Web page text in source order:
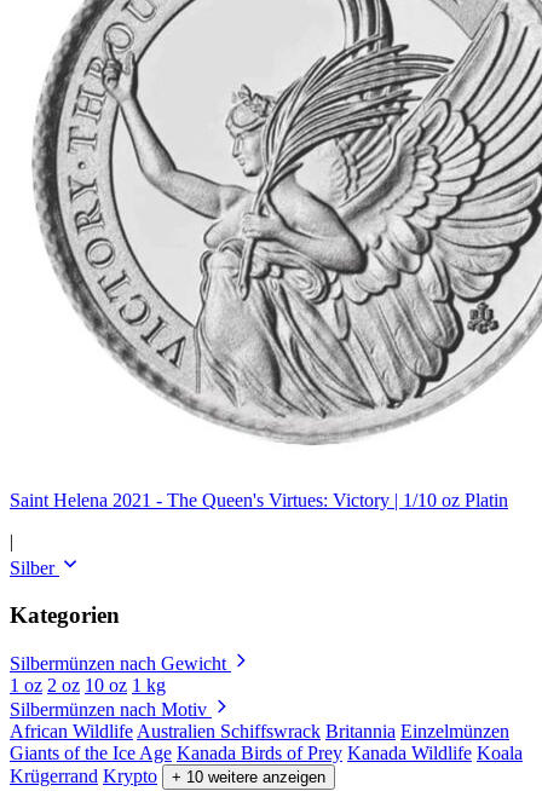
Saint Helena 2021 - The Queen's Virtues: Victory | 1/10 oz Platin
|
Silber
Kategorien
Silbermünzen nach Gewicht
1 oz 2 oz 10 oz 1 kg
Silbermünzen nach Motiv
African Wildlife Australien Schiffswrack Britannia Einzelmünzen
Giants of the Ice Age Kanada Birds of Prey Kanada Wildlife Koala
Krügerrand Krypto + 10 weitere anzeigen